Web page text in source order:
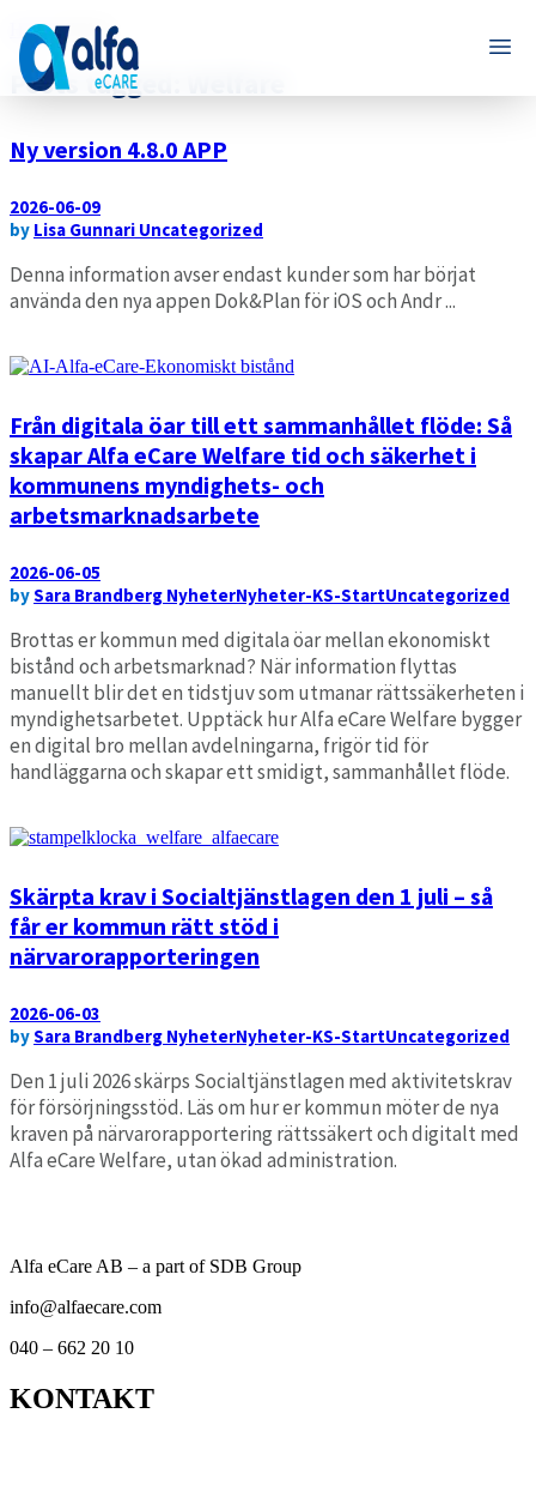
HomeWelfare
Posts tagged: Welfare
Ny version 4.8.0 APP
2026-06-09
by Lisa Gunnari Uncategorized
Denna information avser endast kunder som har börjat
använda den nya appen Dok&Plan för iOS och Andr ...
Från digitala öar till ett sammanhållet flöde: Så
skapar Alfa eCare Welfare tid och säkerhet i
kommunens myndighets- och
arbetsmarknadsarbete
2026-06-05
bySara Brandberg NyheterNyheter-KS-StartUncategorized
Brottas er kommun med digitala öar mellan ekonomiskt
bistånd och arbetsmarknad? När information flyttas
manuellt blir det en tidstjuv som utmanar rättssäkerheten i
myndighetsarbetet. Upptäck hur Alfa eCare Welfare bygger
en digital bro mellan avdelningarna, frigör tid för
handläggarna och skapar ett smidigt, sammanhållet flöde.
Skärpta krav i Socialtjänstlagen den 1 juli – så
får er kommun rätt stöd i
närvarorapporteringen
2026-06-03
bySara Brandberg NyheterNyheter-KS-StartUncategorized
Den 1 juli 2026 skärps Socialtjänstlagen med aktivitetskrav
för försörjningsstöd. Läs om hur er kommun möter de nya
kraven på närvarorapportering rättssäkert och digitalt med
Alfa eCare Welfare, utan ökad administration.
Alfa eCare AB – a part of SDB Group
info@alfaecare.com
040 – 662 20 10
KONTAKT